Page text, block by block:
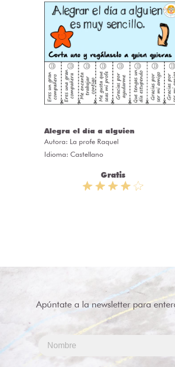
Alegra el día a alguien
Autora: La profe Raquel
Idioma: Castellano
Gratis
Apúntate a la newsletter para